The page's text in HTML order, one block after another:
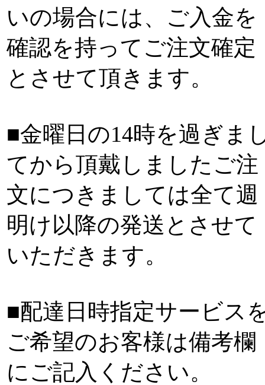
いの場合には、ご入金を
確認を持ってご注文確定
とさせて頂きます。
■金曜日の14時を過ぎま
てから頂戴しましたご注
文につきましては全て週
明け以降の発送とさせて
いただきます。
■配達日時指定サービス
ご希望のお客様は備考欄
にご記入ください。